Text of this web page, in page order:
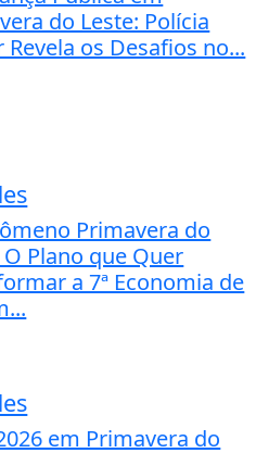
do Leste: Polícia
Revela os Desafios no...
Primavera do
O Plano que Quer
a 7ª Economia de
em Primavera do